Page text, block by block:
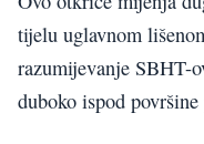
tijelu uglavnom
razumijevanje
duboko ispod površine